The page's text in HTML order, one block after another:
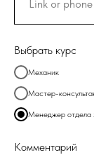
Выбрать курс
Механик
Мастер-
Менеджер отдела
Комментарий